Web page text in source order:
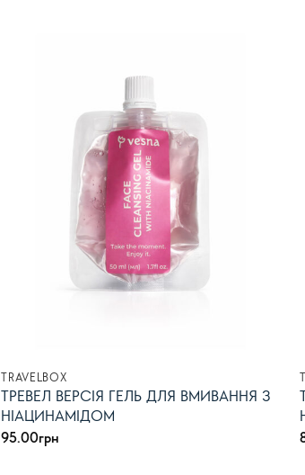
TRAVELBOX
ТРЕВЕЛ ВЕРСІЯ ГЕЛЬ ДЛЯ ВМИВАННЯ З
НІАЦИНАМІДОМ
95.00грн